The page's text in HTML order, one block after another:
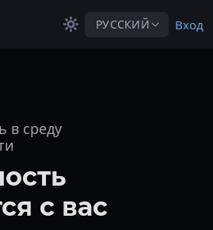
РУССКИЙ Вход
в среду
с вас